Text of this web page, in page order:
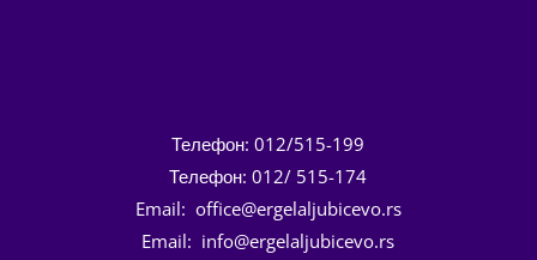
Телефон: 012/515-199
Телефон: 012/ 515-174
Email: office@ergelaljubicevo.rs
Email: info@ergelaljubicevo.rs